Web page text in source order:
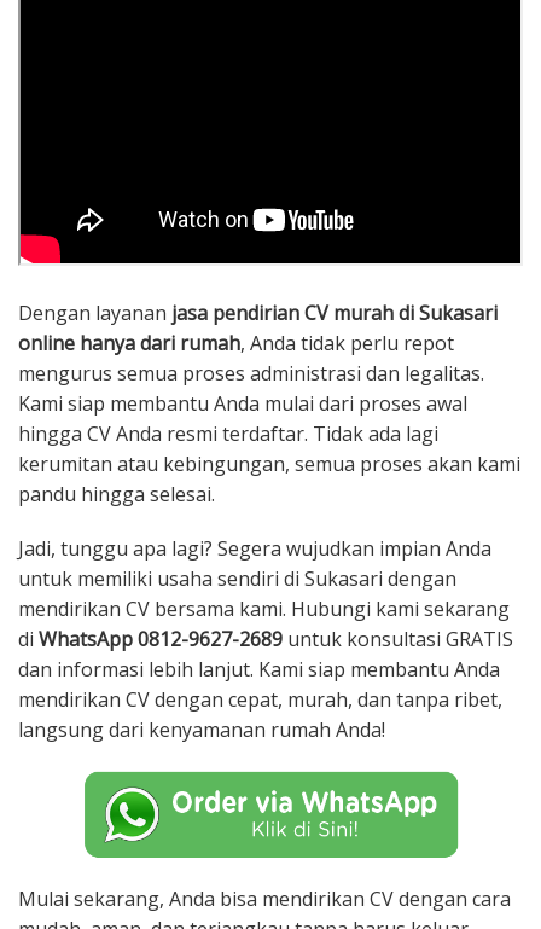
Dengan layanan jasa pendirian CV murah di Sukasari
online hanya dari rumah, Anda tidak perlu repot
mengurus semua proses administrasi dan legalitas.
Kami siap membantu Anda mulai dari proses awal
hingga CV Anda resmi terdaftar. Tidak ada lagi
kerumitan atau kebingungan, semua proses akan kami
pandu hingga selesai.
Jadi, tunggu apa lagi? Segera wujudkan impian Anda
untuk memiliki usaha sendiri di Sukasari dengan
mendirikan CV bersama kami. Hubungi kami sekarang
di WhatsApp 0812-9627-2689 untuk konsultasi GRATIS
dan informasi lebih lanjut. Kami siap membantu Anda
mendirikan CV dengan cepat, murah, dan tanpa ribet,
langsung dari kenyamanan rumah Anda!
Mulai sekarang, Anda bisa mendirikan CV dengan cara